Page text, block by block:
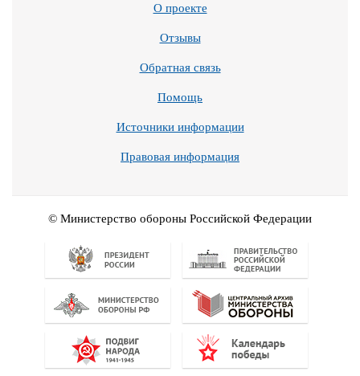
О проекте
Отзывы
Обратная связь
Помощь
Источники информации
Правовая информация
© Министерство обороны Российской Федерации